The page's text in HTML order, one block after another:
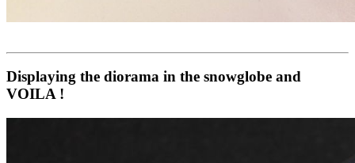
Displaying the diorama in the snowglobe and
VOILA !